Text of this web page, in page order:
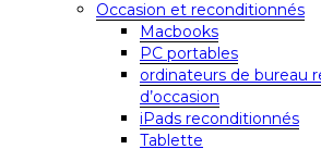
Occasion et reconditionnés
Macbooks
PC portables
ordinateurs de bureau
d’occasion
iPads reconditionnés
Tablette